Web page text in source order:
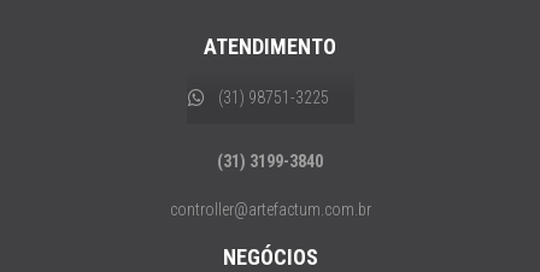
ATENDIMENTO
(31) 98751-3225
(31) 3199-3840
controller@artefactum.com.br
NEGÓCIOS